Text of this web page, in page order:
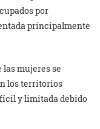
por
principalmente
mujeres se
los territorios
y limitada debido